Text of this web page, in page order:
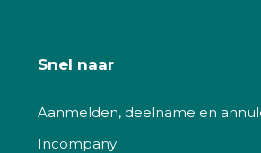
Snel naar
Aanmelden, deelname en
Incompany